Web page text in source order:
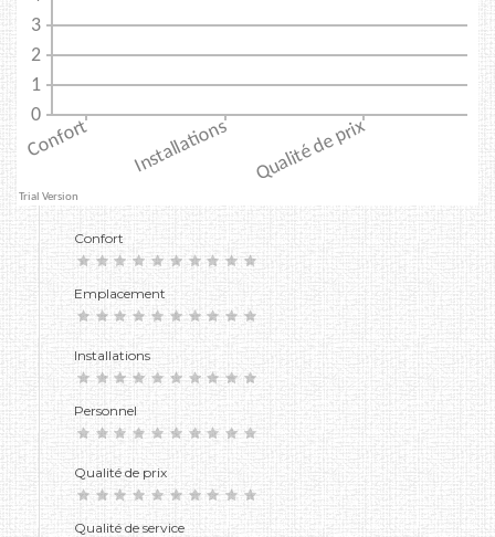
Confort
Emplacement
Installations
Personnel
Qualité de prix
Qualité de service